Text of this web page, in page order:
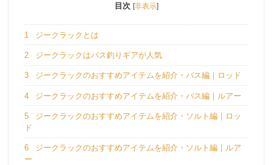
目次 [非表示]
1 ジークラックとは
2 ジークラックはバス釣りギアが人気
3 ジークラックのおすすめアイテムを紹介・バス編｜ロッド
4 ジークラックのおすすめアイテムを紹介・バス編｜ルアー
5
ジークラックのおすすめアイテムを紹介・ソルト編｜ロッ
ド
6
ジークラックのおすすめアイテムを紹介・ソルト編｜ルア
ー